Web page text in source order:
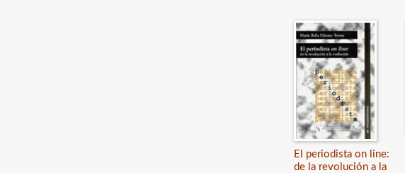
El periodista on line:
de la revolución a la